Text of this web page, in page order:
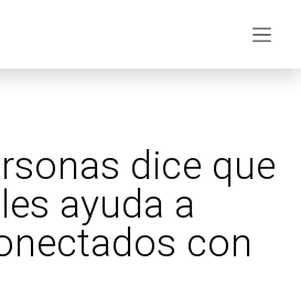
dice que
ayuda a
con